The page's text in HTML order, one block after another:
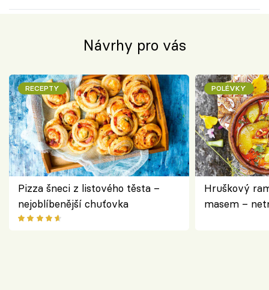
Návrhy pro vás
RECEPTY
Pizza šneci z listového těsta –
nejoblíbenější chuťovka
POLÉVKY
Hruškový
masem –